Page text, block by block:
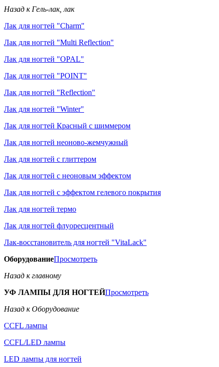
Назад к Гель-лак, лак
Лак для ногтей "Charm"
Лак для ногтей "Multi Reflection"
Лак для ногтей "OPAL"
Лак для ногтей "POINT"
Лак для ногтей "Reflection"
Лак для ногтей "Winter"
Лак для ногтей Красный с шиммером
Лак для ногтей неоново-жемчужный
Лак для ногтей с глиттером
Лак для ногтей с неоновым эффектом
Лак для ногтей с эффектом гелевого покрытия
Лак для ногтей термо
Лак для ногтей флуоресцентный
Лак-восстановитель для ногтей "VitaLack"
ОборудованиеПросмотреть
Назад к главному
УФ ЛАМПЫ ДЛЯ НОГТЕЙПросмотреть
Назад к Оборудование
CCFL лампы
CCFL/LED лампы
LED лампы для ногтей